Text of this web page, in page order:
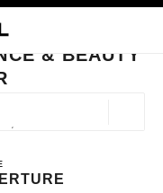
barre de recherche
& BEAUTY
& BEAUTY
CHANEL Fragrance &
ET JOAILLERIE